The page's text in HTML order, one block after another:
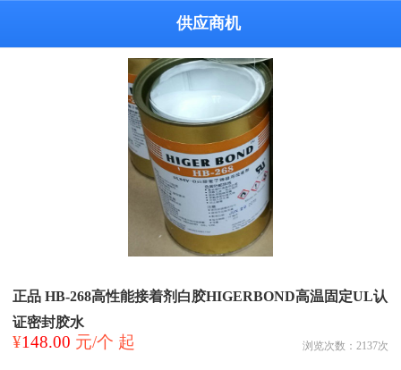
供应商机
正品 HB-268高性能接着剂白胶HIGERBOND高温固定UL认
证密封胶水
¥148.00 元/个 起 浏览次数： 2137次